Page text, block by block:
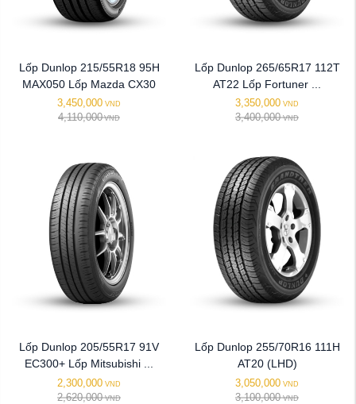
Lốp Dunlop 215/55R18 95H
MAX050 Lốp Mazda CX30
3,450,000 VND
4,110,000 VND
Lốp Dunlop 265/65R17 112T
AT22 Lốp Fortuner ...
3,350,000 VND
3,400,000 VND
Lốp Dunlop 205/55R17 91V
EC300+ Lốp Mitsubishi ...
2,300,000 VND
2,620,000 VND
Lốp Dunlop 255/70R16 111H
AT20 (LHD)
3,050,000 VND
3,100,000 VND